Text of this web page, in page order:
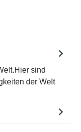
sind
der Welt